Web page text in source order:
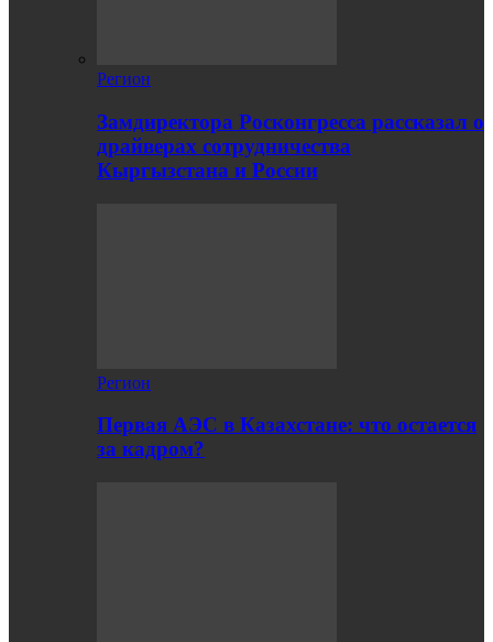
Регион
Замдиректора Росконгресса рассказал о
драйверах сотрудничества
Кыргызстана и России
Регион
Первая АЭС в Казахстане: что остается
за кадром?